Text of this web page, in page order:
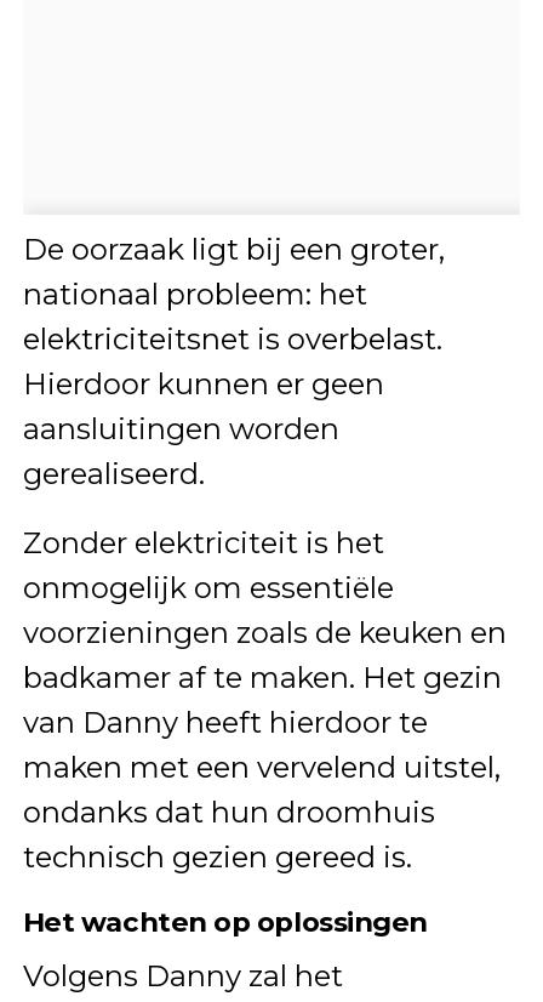
De oorzaak ligt bij een groter,
nationaal probleem: het
elektriciteitsnet is overbelast.
Hierdoor kunnen er geen
aansluitingen worden
gerealiseerd.
Zonder elektriciteit is het
onmogelijk om essentiële
voorzieningen zoals de keuken en
badkamer af te maken. Het gezin
van Danny heeft hierdoor te
maken met een vervelend uitstel,
ondanks dat hun droomhuis
technisch gezien gereed is.
Het wachten op oplossingen
Volgens Danny zal het